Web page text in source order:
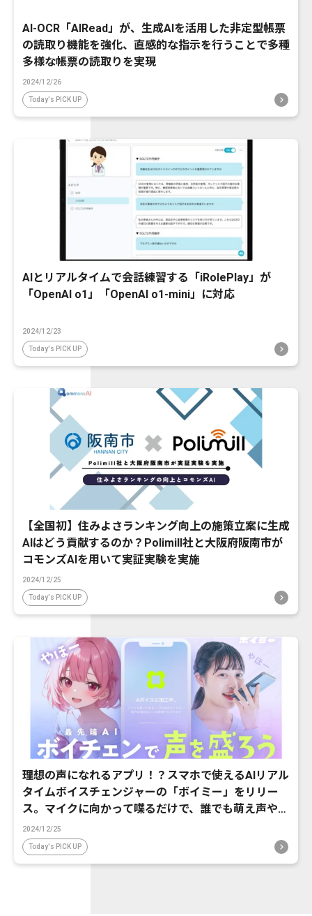
AI-OCR「AIRead」が、生成AIを活用した非定型帳票
の読取り機能を強化、直感的な指示を行うことで多種
多様な帳票の読取りを実現
2024/12/26
Today's PICK UP
AIとリアルタイムで会話練習する「iRolePlay」が
「OpenAI o1」「OpenAI o1-mini」に対応
2024/12/23
Today's PICK UP
【全国初】住みよさランキング向上の施策立案に生成
AIはどう貢献するのか？Polimill社と大阪府阪南市が
コモンズAIを用いて実証実験を実施
2024/12/25
Today's PICK UP
理想の声になれるアプリ！？スマホで使えるAIリアル
タイムボイスチェンジャーの「ボイミー」をリリー
ス。マイクに向かって喋るだけで、誰でも萌え声やイ
ケボ風に音声変換が可能に。
2024/12/25
Today's PICK UP